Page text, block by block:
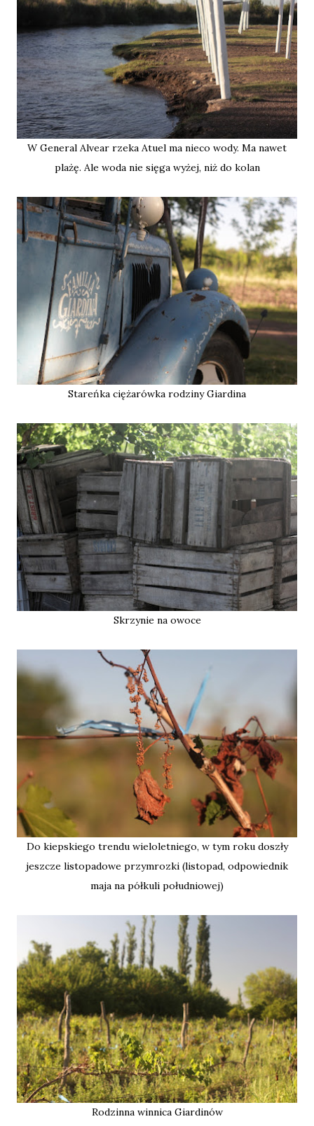
W General Alvear rzeka Atuel ma nieco wody. Ma nawet
plażę. Ale woda nie sięga wyżej, niż do kolan
Stareńka ciężarówka rodziny Giardina
Skrzynie na owoce
Do kiepskiego trendu wieloletniego, w tym roku doszły
jeszcze listopadowe przymrozki (listopad, odpowiednik
maja na półkuli południowej)
Rodzinna winnica Giardinów